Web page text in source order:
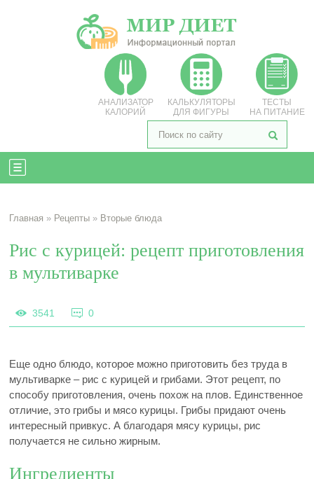
АНАЛИЗАТОР
КАЛОРИЙ
КАЛЬКУЛЯТОРЫ
ДЛЯ ФИГУРЫ
ТЕСТЫ
НА ПИТАНИЕ
Главная » Рецепты » Вторые блюда
Рис с курицей: рецепт приготовления
в мультиварке
3541 0
Еще одно блюдо, которое можно приготовить без труда в
мультиварке – рис с курицей и грибами. Этот рецепт, по
способу приготовления, очень похож на плов. Единственное
отличие, это грибы и мясо курицы. Грибы придают очень
интересный привкус. А благодаря мясу курицы, рис
получается не сильно жирным.
Ингредиенты